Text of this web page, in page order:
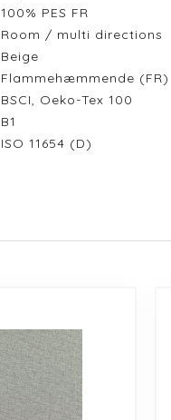
100% PES FR
Room / multi directions
Beige
Flammehæmmende (FR)
BSCI, Oeko-Tex 100
B1
ISO 11654 (D)